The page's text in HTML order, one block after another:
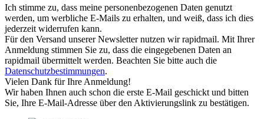
Ich stimme zu, dass meine personenbezogenen Daten genutzt
werden, um werbliche E-Mails zu erhalten, und weiß, dass ich dies
jederzeit widerrufen kann.
Für den Versand unserer Newsletter nutzen wir rapidmail. Mit Ihrer
Anmeldung stimmen Sie zu, dass die eingegebenen Daten an
rapidmail übermittelt werden. Beachten Sie bitte auch die
Datenschutzbestimmungen.
Vielen Dank für Ihre Anmeldung!
Wir haben Ihnen auch schon die erste E-Mail geschickt und bitten
Sie, Ihre E-Mail-Adresse über den Aktivierungslink zu bestätigen.